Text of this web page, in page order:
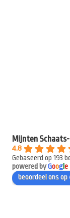
Mijnten
4.8
Gebaseerd op 193
powered byGooge
beoordeel ons op